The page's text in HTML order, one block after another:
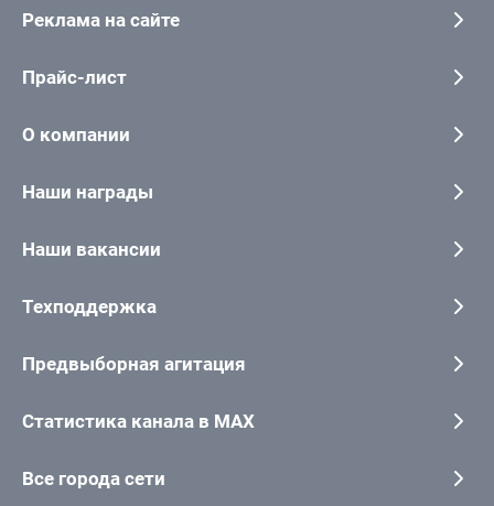
Реклама на сайте
Прайс-лист
О компании
Наши награды
Наши вакансии
Техподдержка
Предвыборная агитация
Статистика канала в MAX
Все города сети